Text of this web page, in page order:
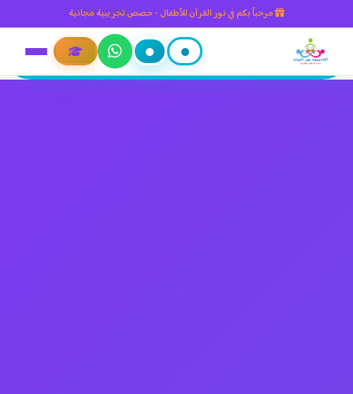
مرحباً بكم في نور القرآن للأطفال - حصص تجريبية مجانية